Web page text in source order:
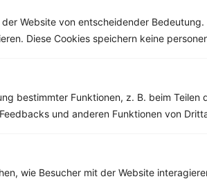
Website von entscheidender Bedeutung.
Diese Cookies speichern keine
bestimmter Funktionen, z. B. beim Teilen
und anderen Funktionen von
wie Besucher mit der Website
Fett:3 g
Eiweiß:
26 g
Kohlehydrate:52 g
400 bis 500 kcal